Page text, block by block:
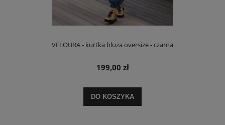
VELOURA - kurtka bluza oversize - czarna
199,00 zł
DO KOSZYKA